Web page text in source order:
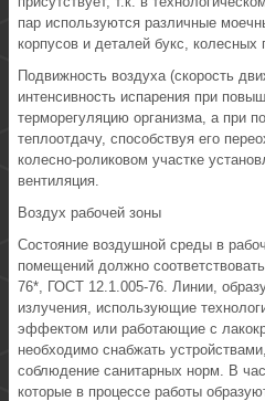
пар используются различные
корпусов и деталей букс, колесных
Подвижность воздуха (скорость
интенсивность испарения при
терморегуляцию организма, а при
теплоотдачу, способствуя его
колесно-роликовом участке
вентиляция.
Воздух рабочей зоны
Состояние воздушной среды в
помещений должно
76*, ГОСТ 12.1.005-76. Линии,
излучения, использующие
эффектом или работающие с
необходимо снабжать
соблюдение санитарных норм. В
которые в процессе работы